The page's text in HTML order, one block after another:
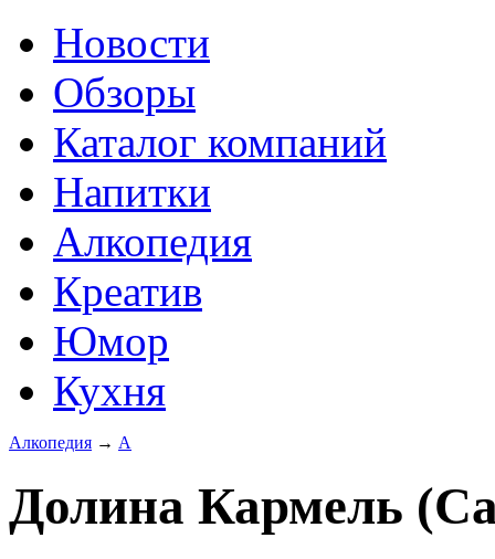
Новости
Обзоры
Каталог компаний
Напитки
Алкопедия
Креатив
Юмор
Кухня
Алкопедия → А
Долина Кармель